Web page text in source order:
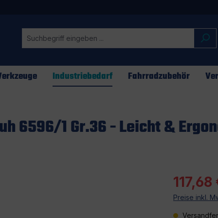
Industriebedarf Fahrradzubehör
6596/1 Gr.36 - Leicht &
117,68
Preise inkl.